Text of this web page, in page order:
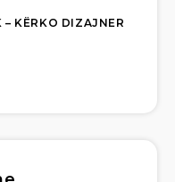
– KËRKO DIZAJNER